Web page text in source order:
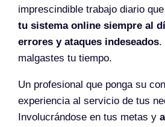
imprescindible trabajo diario
tu sistema online siempre al
errores y ataques indeseados.
malgastes tu tiempo.
Un profesional que ponga su
experiencia al servicio de tus
Involucrándose en tus metas y